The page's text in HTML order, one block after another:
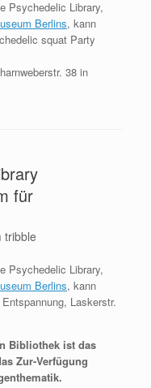
Psychedelic Library,
Berlins, kann
squat Party
38 in
für
tribble
Psychedelic Library,
Berlins, kann
Laskerstr.
Bibliothek ist das
Zur-Verfügung